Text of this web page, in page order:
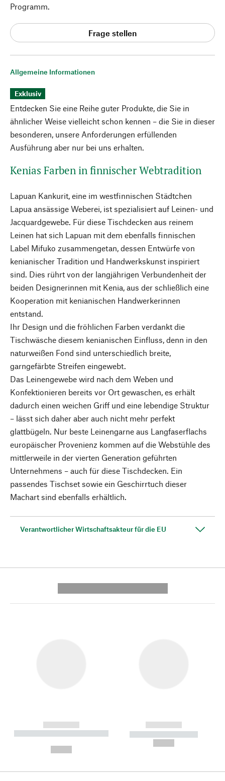
Allgemeine Informationen
Exklusiv
Entdecken Sie eine Reihe guter Produkte, die Sie in
ähnlicher Weise vielleicht schon kennen – die Sie in dieser
besonderen, unsere Anforderungen erfüllenden
Ausführung aber nur bei uns erhalten.
Kenias Farben in finnischer Webtradition
Lapuan Kankurit, eine im westfinnischen Städtchen
Lapua ansässige Weberei, ist spezialisiert auf Leinen- und
Jacquardgewebe. Für diese Tischdecken aus reinem
Leinen hat sich Lapuan mit dem ebenfalls finnischen
Label Mifuko zusammengetan, dessen Entwürfe von
kenianischer Tradition und Handwerkskunst inspiriert
sind. Dies rührt von der langjährigen Verbundenheit der
beiden Designerinnen mit Kenia, aus der schließlich eine
Kooperation mit kenianischen Handwerkerinnen
entstand.
Ihr Design und die fröhlichen Farben verdankt die
Tischwäsche diesem kenianischen Einfluss, denn in den
naturweißen Fond sind unterschiedlich breite,
garngefärbte Streifen eingewebt.
Das Leinengewebe wird nach dem Weben und
Konfektionieren bereits vor Ort gewaschen, es erhält
dadurch einen weichen Griff und eine lebendige Struktur
– lässt sich daher aber auch nicht mehr perfekt
glattbügeln. Nur beste Leinengarne aus Langfaserflachs
europäischer Provenienz kommen auf die Webstühle des
mittlerweile in der vierten Generation geführten
Unternehmens – auch für diese Tischdecken. Ein
passendes Tischset sowie ein Geschirrtuch dieser
Machart sind ebenfalls erhältlich.
Verantwortlicher Wirtschaftsakteur für die EU
Programm.
Frage stellen
------------
----------- ----------- --------
------------
----------- -----------